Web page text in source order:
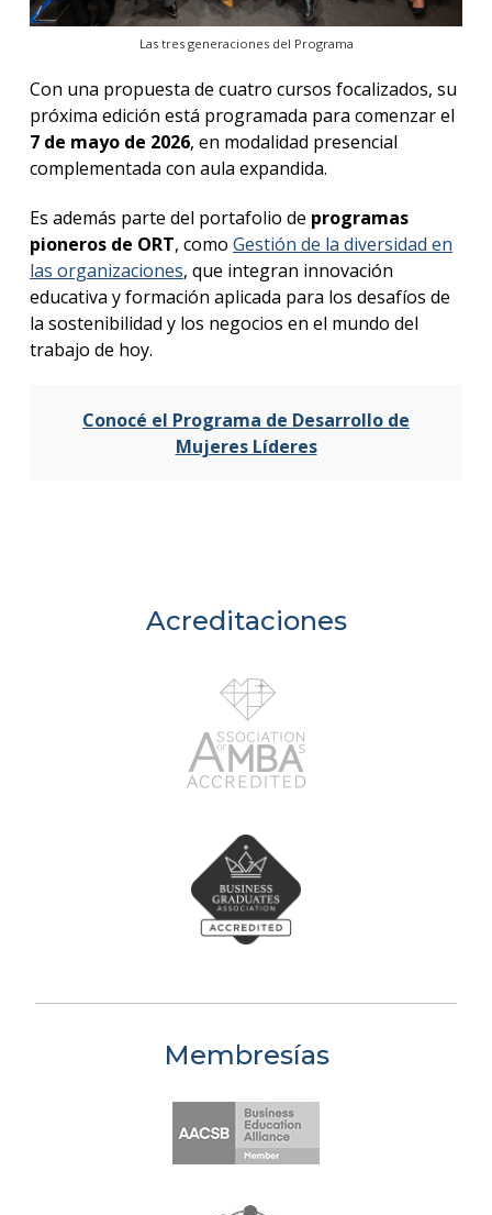
Las tres generaciones del Programa
Con una propuesta de cuatro cursos focalizados, su
próxima edición está programada para comenzar el
7 de mayo de 2026, en modalidad presencial
complementada con aula expandida.
Es además parte del portafolio de programas
pioneros de ORT, como Gestión de la diversidad en
las organizaciones, que integran innovación
educativa y formación aplicada para los desafíos de
la sostenibilidad y los negocios en el mundo del
trabajo de hoy.
Conocé el Programa de Desarrollo de
Mujeres Líderes
Acreditaciones
Membresías